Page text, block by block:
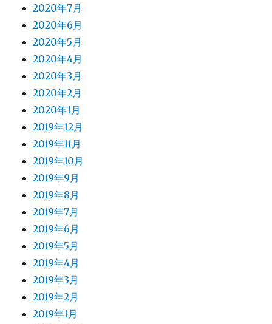
2020年7月
2020年6月
2020年5月
2020年4月
2020年3月
2020年2月
2020年1月
2019年12月
2019年11月
2019年10月
2019年9月
2019年8月
2019年7月
2019年6月
2019年5月
2019年4月
2019年3月
2019年2月
2019年1月